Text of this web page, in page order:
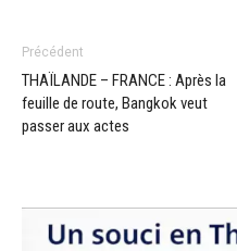
Précédent
THAÏLANDE – FRANCE : Après la
feuille de route, Bangkok veut
passer aux actes